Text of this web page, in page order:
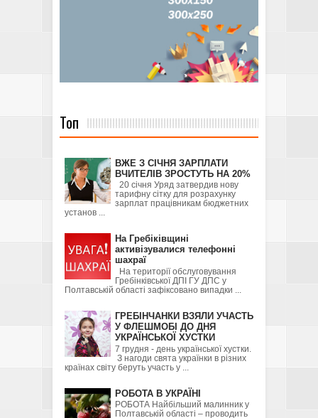
Топ
ВЖЕ З СІЧНЯ ЗАРПЛАТИ
ВЧИТЕЛІВ ЗРОСТУТЬ НА 20%
20 січня Уряд затвердив нову
тарифну сітку для розрахунку
зарплат працівникам бюджетних
установ ...
На Гребіківщині
активізувалися телефонні
шахраї
На території обслуговування
Гребінківської ДПІ ГУ ДПС у
Полтавській області зафіксовано випадки ...
ГРЕБІНЧАНКИ ВЗЯЛИ УЧАСТЬ
У ФЛЕШМОБІ ДО ДНЯ
УКРАЇНСЬКОЇ ХУСТКИ
7 грудня - день української хустки.
З нагоди свята українки в різних
країнах світу беруть участь у ...
РОБОТА В УКРАЇНІ
РОБОТА Найбільший малинник у
Полтавській області – проводить